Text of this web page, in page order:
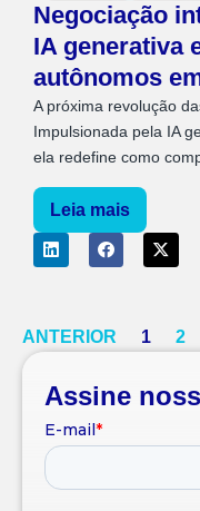
Negociação
IA generativa
autônomos
A próxima revolução
Impulsionada pela IA
ela redefine como
Leia mais
ANTERIOR 1 2
Assine